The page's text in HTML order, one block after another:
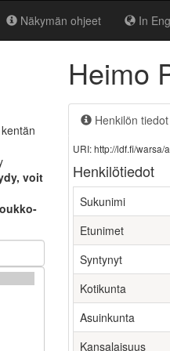
Näkymän ohjeet In
voit
Heimo
Henkilön tiedot
URI: http://ldf.fi/
Henkilötiedot
Sukunimi
Etunimet
Syntynyt
Kotikunta
Asuinkunta
Kansalaisuus